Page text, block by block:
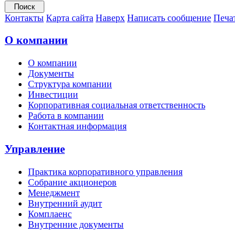
Контакты Карта сайта Наверх Написать сообщение
О компании
О компании
Документы
Структура компании
Инвестиции
Корпоративная социальная ответственность
Работа в компании
Контактная информация
Управление
Практика корпоративного управления
Собрание акционеров
Менеджмент
Внутренний аудит
Комплаенс
Внутренние документы